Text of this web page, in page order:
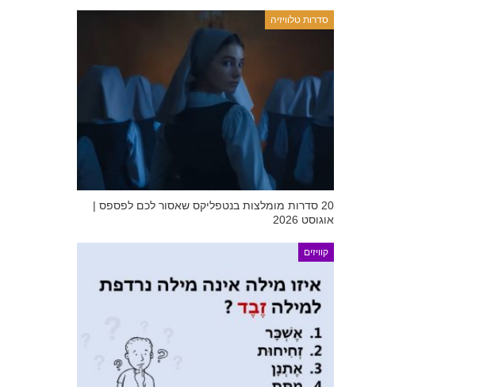
סדרות טלוויזיה
20 סדרות מומלצות בנטפליקס שאסור לכם לפספס |
אוגוסט 2026
קוויזים